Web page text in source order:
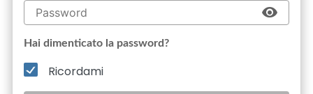
Hai dimenticato la password?
Ricordami